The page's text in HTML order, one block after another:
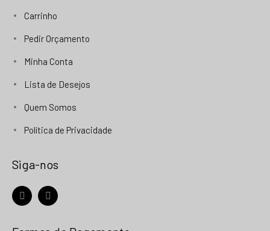
Carrinho
Pedir Orçamento
Minha Conta
Lista de Desejos
Quem Somos
Política de Privacidade
Siga-nos